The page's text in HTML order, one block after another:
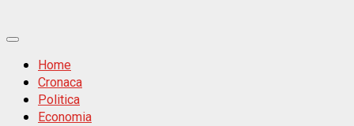
Primäres
MenüHome
Cronaca
Politica
Economia